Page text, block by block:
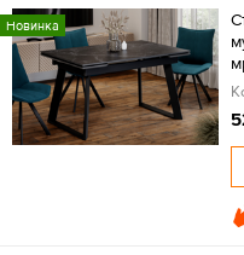
Новинка